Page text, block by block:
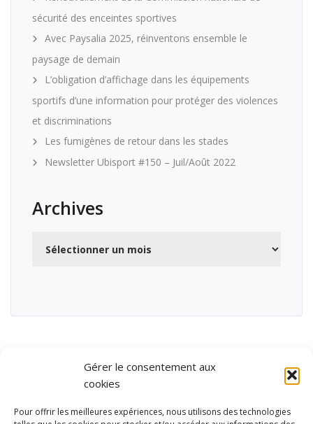
Gérer le consentement aux
cookies
Pour offrir les meilleures expériences, nous utilisons des technologies
sécurité des enceintes sportives
Avec Paysalia 2025, réinventons ensemble le
paysage de demain
L’obligation d’affichage dans les équipements
sportifs d’une information pour protéger des violences
et discriminations
Les fumigènes de retour dans les stades
Newsletter Ubisport #150 – Juil/Août 2022
Archives